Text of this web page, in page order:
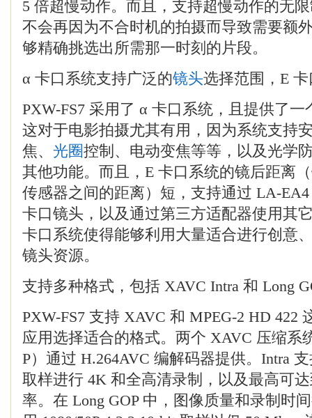
5 倍超慢动作。而且，支持超慢动作的无
不会再因为不合时机的拍摄而导致需要额
够精确挑选出所需那一时刻的片段。
α 卡口系统支持广泛的镜头选择范围，E
PXW-FS7 采用了 α 卡口系统，且提供了
这对于电影拍摄尤其有用，因为系统支持
焦、 光圈控制、电动变焦等等，以及光学
其他功能。而且，E 卡口系统的镜后距离
传感器之间的距离）短，支持通过 LA-
卡口镜头，以及通过第三方适配器使用其
卡口系统使得能够利用大量适合进行创意
镜头资源。
支持多种格式，包括 XAVC Intra 和 Long
PXW-FS7 支持 XAVC 和 MPEG-2 HD 422
应用选择适合的格式。两个 XAVC 压缩系
P）通过 H.264AVC 编解码器提供。Intra
取样进行 4K 和全高清录制，以及最高可
率。在 Long GOP 中，图像质量和录制时